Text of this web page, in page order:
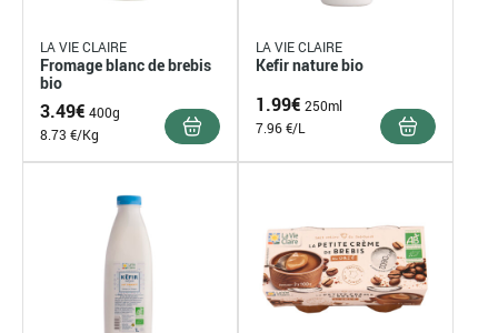
LA VIE CLAIRE
Fromage blanc de brebis
bio
3.49€ 400g
8.73 €/Kg
LA VIE CLAIRE
Kefir nature bio
1.99€ 250ml
7.96 €/L